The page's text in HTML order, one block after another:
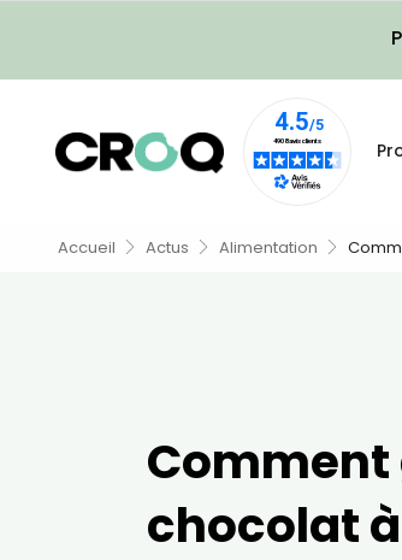
Accueil Actus Alimentation
Comment
chocolat